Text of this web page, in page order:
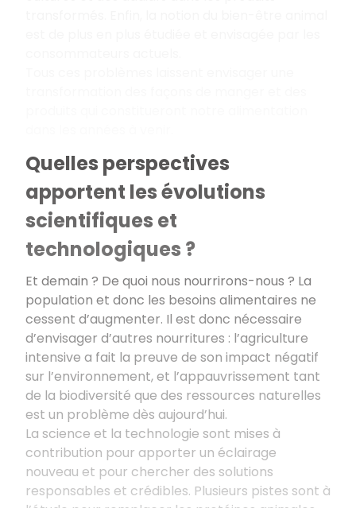
Quelles perspectives
apportent les évolutions
scientifiques et
technologiques ?
Et demain ? De quoi nous nourrirons-nous ? La
population et donc les besoins alimentaires ne
cessent d’augmenter. Il est donc nécessaire
d’envisager d’autres nourritures : l’agriculture
intensive a fait la preuve de son impact négatif
sur l’environnement, et l’appauvrissement tant
de la biodiversité que des ressources naturelles
est un problème dès aujourd’hui.
La science et la technologie sont mises à
contribution pour apporter un éclairage
nouveau et pour chercher des solutions
responsables et crédibles. Plusieurs pistes sont à